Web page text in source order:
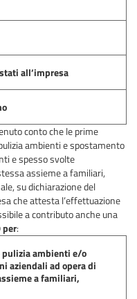
all’impresa
conto che le prime
ambienti e spostamento
e spesso svolte
assieme a familiari,
su dichiarazione del
che attesta l’effettuazione
a contributo anche una
per:
pulizia ambienti e/o
aziendali ad opera di
a familiari,